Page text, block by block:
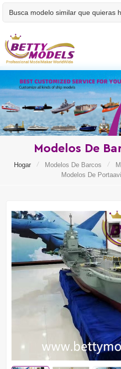
Modelos De
Hogar / Modelos De Barcos /
Modelos De